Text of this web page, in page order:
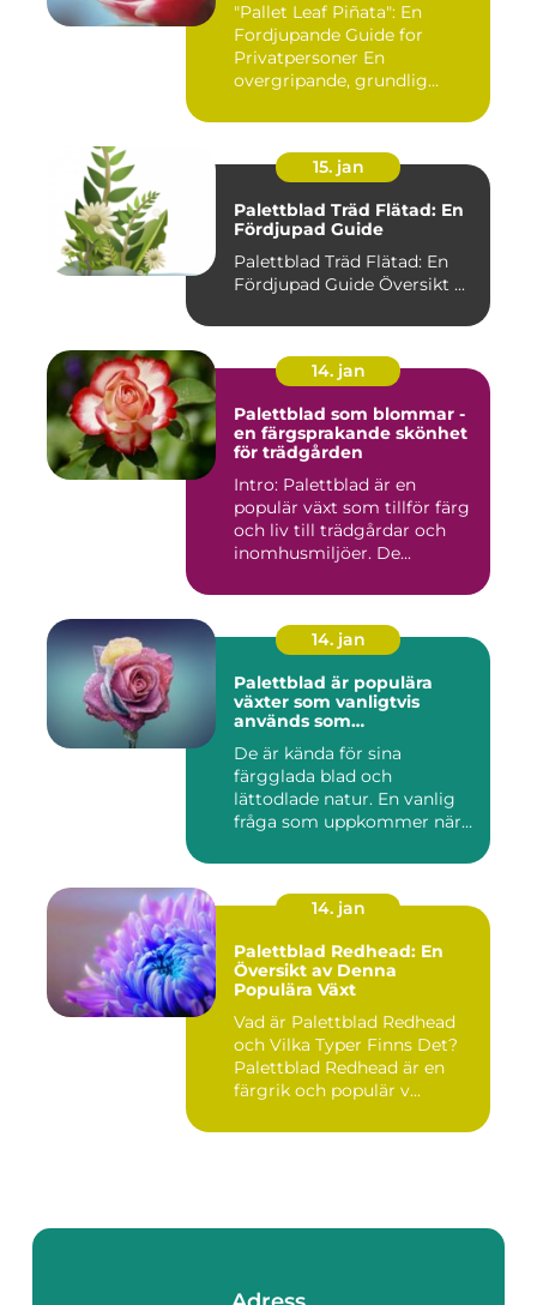
"Pallet Leaf Piñata": En
Fordjupande Guide for
Privatpersoner En
overgripande, grundlig
15. jan
Palettblad Träd Flätad: En
Fördjupad Guide
Palettblad Träd Flätad: En
Fördjupad Guide Översikt ...
14. jan
Palettblad som blommar -
en färgsprakande skönhet
för trädgården
Intro: Palettblad är en
populär växt som tillför färg
och liv till trädgårdar och
inomhusmiljöer. De...
14. jan
Palettblad är populära
växter som vanligtvis
används som
De är kända för sina
färgglada blad och
lättodlade natur. En vanlig
fråga som uppkommer när
14. jan
Palettblad Redhead: En
Översikt av Denna
Populära Växt
Vad är Palettblad Redhead
och Vilka Typer Finns Det?
Palettblad Redhead är en
färgrik och populär v...